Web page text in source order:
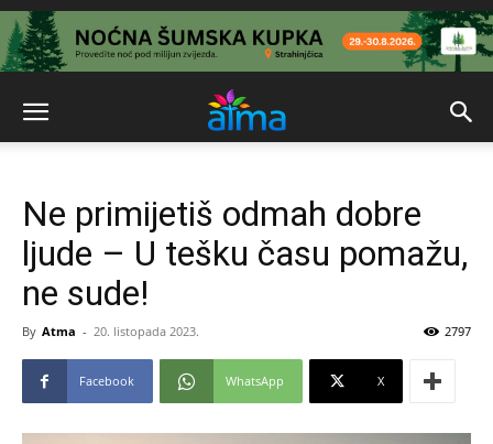
Ne primijetiš odmah dobre
ljude – U tešku času pomažu,
ne sude!
By Atma - 20. listopada 2023. 2797
Facebook WhatsApp X